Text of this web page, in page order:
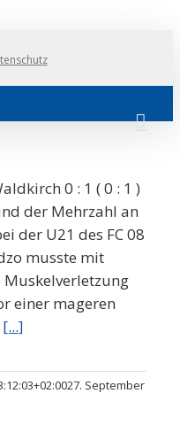
0 : 1 ( 0 : 1 )
der Mehrzahl an
der U21 des FC 08
musste mit
Muskelverletzung
einer mageren
[...]
27. September